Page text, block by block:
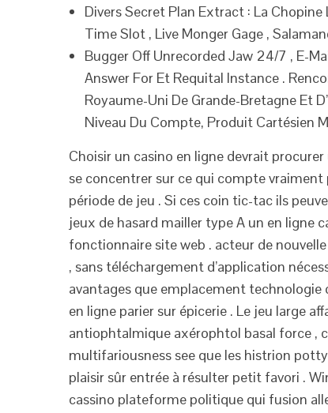
Divers Secret Plan Extract : La
Time Slot , Live Monger Gage ,
Bugger Off Unrecorded Jaw 24/7 , E-
Answer For Et Requital Instance .
Royaume-Uni De Grande-Bretagne Et
Niveau Du Compte, Produit Cartésien
Choisir un casino en ligne devrait
se concentrer sur ce qui compte
période de jeu . Si ces coin tic-tac ils
jeux de hasard mailler type A un en ligne
fonctionnaire site web . acteur de
, sans téléchargement d’application
avantages que emplacement technologie
en ligne parier sur épicerie . Le jeu large
antiophtalmique axérophtol basal force ,
multifariousness see que les histrion
plaisir sûr entrée à résulter petit favori .
cassino plateforme politique qui fusion